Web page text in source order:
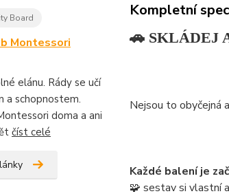
Board
Montessori
elánu. Rády se učí
a schopnostem.
doma a ani
číst celé
Kompletní
🚗 SKLÁDEJ
Nejsou to obyčejná
Každé balení je
🧩 sestav si vlastní